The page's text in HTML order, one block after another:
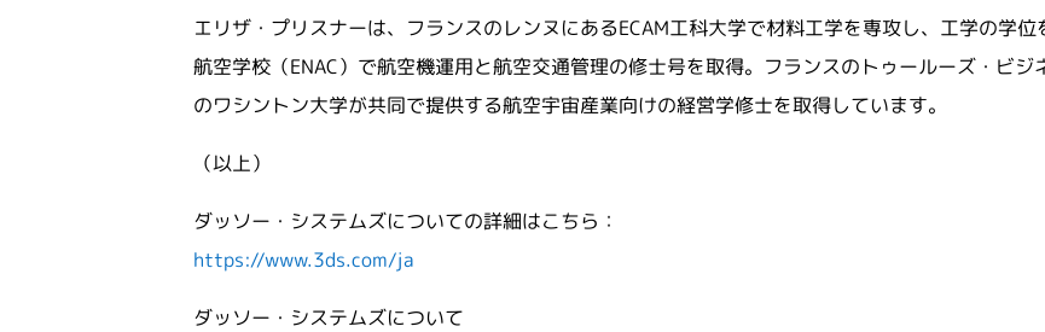
エリザ・プリスナーは、フランスのレンヌにあるECAM工科大学で材料工学を専攻し、工学の学
航空学校（ENAC）で航空機運用と航空交通管理の修士号を取得。フランスのトゥールーズ・ビ
のワシントン大学が共同で提供する航空宇宙産業向けの経営学修士を取得しています。
（以上）
ダッソー・システムズについての詳細はこちら：
https://www.3ds.com/ja
ダッソー・システムズについて